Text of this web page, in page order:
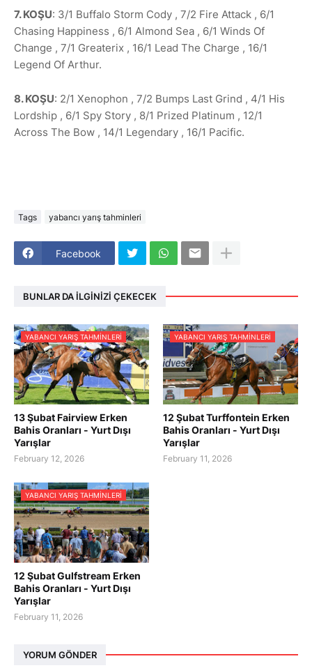
7. KOŞU: 3/1 Buffalo Storm Cody , 7/2 Fire Attack , 6/1
Chasing Happiness , 6/1 Almond Sea , 6/1 Winds Of
Change , 7/1 Greaterix , 16/1 Lead The Charge , 16/1
Legend Of Arthur.
8. KOŞU: 2/1 Xenophon , 7/2 Bumps Last Grind , 4/1 His
Lordship , 6/1 Spy Story , 8/1 Prized Platinum , 12/1
Across The Bow , 14/1 Legendary , 16/1 Pacific.
Tags yabancı yarış tahminleri
Facebook
BUNLAR DA İLGINIZI ÇEKECEK
YABANCI YARIŞ TAHMINLERI
13 Şubat Fairview Erken
Bahis Oranları - Yurt Dışı
Yarışlar
February 12, 2026
YABANCI YARIŞ TAHMINLERI
12 Şubat Turffontein Erken
Bahis Oranları - Yurt Dışı
Yarışlar
February 11, 2026
YABANCI YARIŞ TAHMINLERI
12 Şubat Gulfstream Erken
Bahis Oranları - Yurt Dışı
Yarışlar
February 11, 2026
YORUM GÖNDER